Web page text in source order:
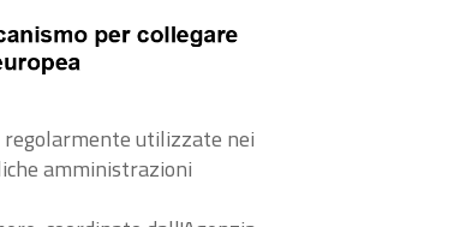
utilizzate nei
amministrazioni